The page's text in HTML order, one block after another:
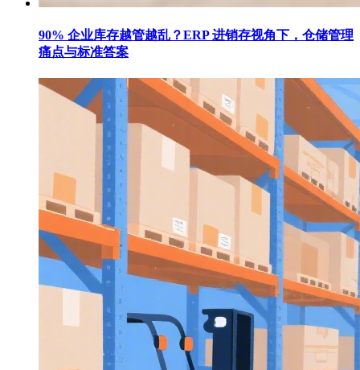
90% 企业库存越管越乱？ERP 进销存视角下，仓储管理
痛点与标准答案